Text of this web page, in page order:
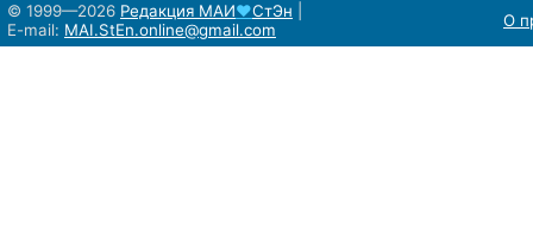
© 1999—2026 Редакция МАИ♥СтЭн
E-mail: MAI.StEn.online@gmail.com О